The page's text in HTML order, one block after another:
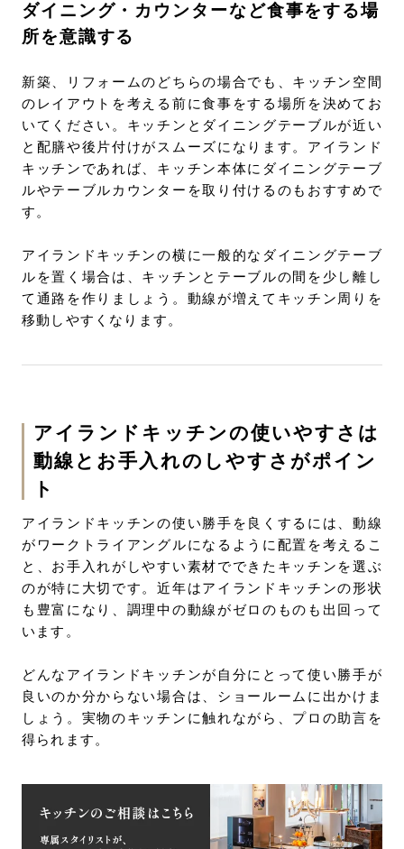
ダイニング・カウンターなど食事をする場
所を意識する
新築、リフォームのどちらの場合でも、キッチン空間
のレイアウトを考える前に食事をする場所を決めてお
いてください。キッチンとダイニングテーブルが近い
と配膳や後片付けがスムーズになります。アイランド
キッチンであれば、キッチン本体にダイニングテーブ
ルやテーブルカウンターを取り付けるのもおすすめで
す。
アイランドキッチンの横に一般的なダイニングテーブ
ルを置く場合は、キッチンとテーブルの間を少し離し
て通路を作りましょう。動線が増えてキッチン周りを
移動しやすくなります。
アイランドキッチンの使いやすさは
動線とお手入れのしやすさがポイン
ト
アイランドキッチンの使い勝手を良くするには、動線
がワークトライアングルになるように配置を考えるこ
と、お手入れがしやすい素材でできたキッチンを選ぶ
のが特に大切です。近年はアイランドキッチンの形状
も豊富になり、調理中の動線がゼロのものも出回って
います。
どんなアイランドキッチンが自分にとって使い勝手が
良いのか分からない場合は、ショールームに出かけま
しょう。実物のキッチンに触れながら、プロの助言を
得られます。